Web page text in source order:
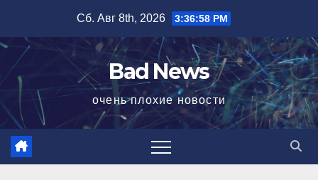
содержимому
Сб. Авг 8th, 2026 3:36:59 PM
Bad News
очень плохие новости